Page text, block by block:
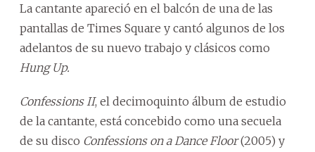
La cantante apareció en el balcón de una de las
pantallas de Times Square y cantó algunos de los
adelantos de su nuevo trabajo y clásicos como
Hung Up.
Confessions II, el decimoquinto álbum de estudio
de la cantante, está concebido como una secuela
de su disco Confessions on a Dance Floor(2005) y